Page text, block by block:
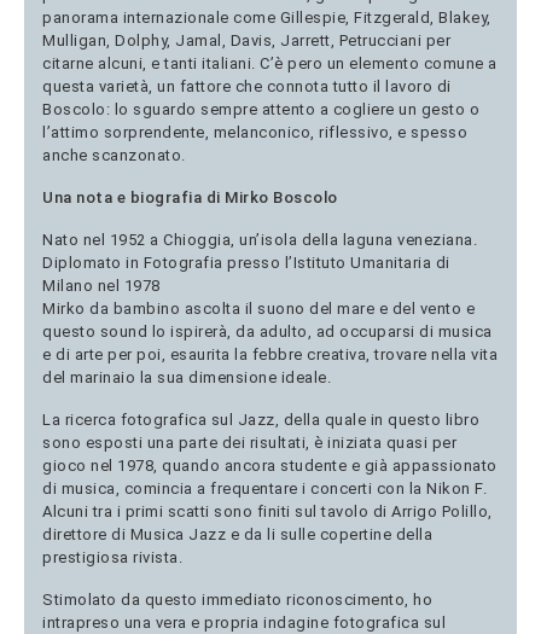
panorama internazionale come Gillespie, Fitzgerald, Blakey,
Mulligan, Dolphy, Jamal, Davis, Jarrett, Petrucciani per
citarne alcuni, e tanti italiani. C’è pero un elemento comune a
questa varietà, un fattore che connota tutto il lavoro di
Boscolo: lo sguardo sempre attento a cogliere un gesto o
l’attimo sorprendente, melanconico, riflessivo, e spesso
anche scanzonato.
Una nota e biografia di Mirko Boscolo
Nato nel 1952 a Chioggia, un’isola della laguna veneziana.
Diplomato in Fotografia presso l’Istituto Umanitaria di
Milano nel 1978
Mirko da bambino ascolta il suono del mare e del vento e
questo sound lo ispirerà, da adulto, ad occuparsi di musica
e di arte per poi, esaurita la febbre creativa, trovare nella vita
del marinaio la sua dimensione ideale.
La ricerca fotografica sul Jazz, della quale in questo libro
sono esposti una parte dei risultati, è iniziata quasi per
gioco nel 1978, quando ancora studente e già appassionato
di musica, comincia a frequentare i concerti con la Nikon F.
Alcuni tra i primi scatti sono finiti sul tavolo di Arrigo Polillo,
direttore di Musica Jazz e da li sulle copertine della
prestigiosa rivista.
Stimolato da questo immediato riconoscimento, ho
intrapreso una vera e propria indagine fotografica sul